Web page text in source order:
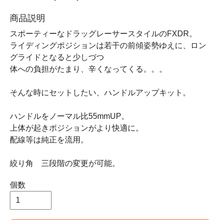
商品説明
スポーティーなドラッグレーサースタイルのFXDR。
ライディングポジションは若干の前傾姿勢ゆえに、ロン
グライドとなると少しづつ
体への負担がたまり、辛くなってくる。。。
そんな時にセットしたい、ハンドルアップキット。
ハンドルをノーマル比55mmUP。
上体が起きポジションがより快適に。
配線等は純正を流用。
絞り角 三段階の変更が可能。
個数